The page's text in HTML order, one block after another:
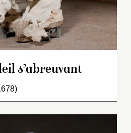
s’abreuvant